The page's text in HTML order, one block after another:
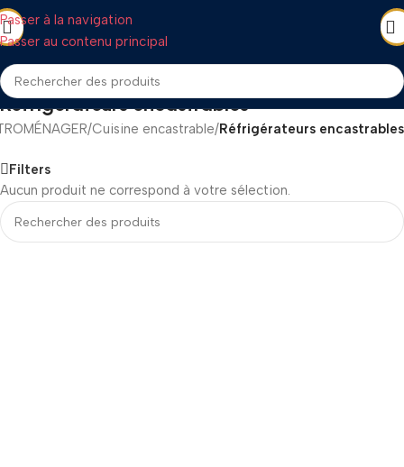
Passer à la navigation
Passer au contenu principal
Réfrigérateurs encastrables
/Cuisine encastrable/Réfrigérateurs encastrables
Filters
Aucun produit ne correspond à votre sélection.